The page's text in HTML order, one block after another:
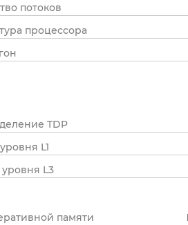
потоков
процессора
TDP
L1
L3
памяти